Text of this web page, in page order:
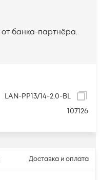
LAN-PP13/14-2.0-BL
107126
от банка-партнёра.
Доставка и оплата